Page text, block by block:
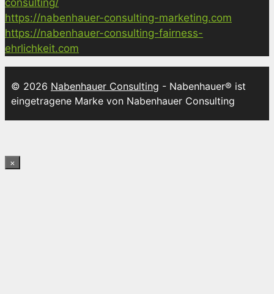
https://nabenhauer-consulting-marketing.com
https://nabenhauer-consulting-fairness-
ehrlichkeit.com
© 2026 Nabenhauer Consulting - Nabenhauer® ist
eingetragene Marke von Nabenhauer Consulting
×